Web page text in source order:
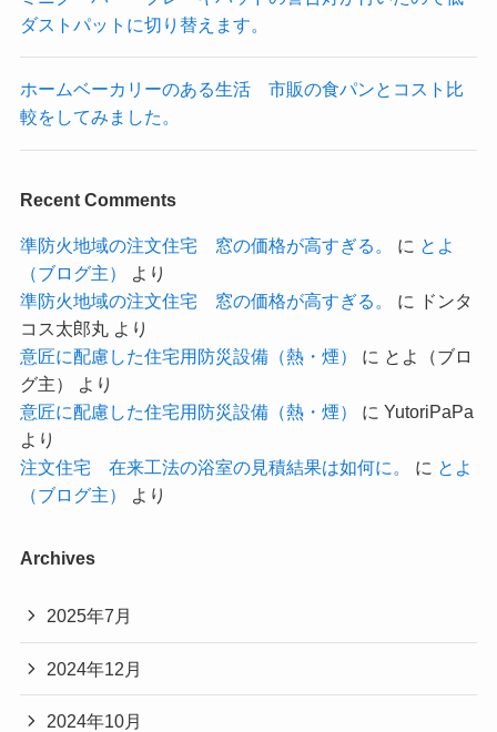
ダストパットに切り替えます。
ホームベーカリーのある生活 市販の食パンとコスト比
較をしてみました。
Recent Comments
準防火地域の注文住宅 窓の価格が高すぎる。 に とよ
（ブログ主）
より
準防火地域の注文住宅 窓の価格が高すぎる。
に
ドンタ
コス太郎丸より
意匠に配慮した住宅用防災設備（熱・煙）
に とよ（ブロ
グ主）
より
意匠に配慮した住宅用防災設備（熱・煙）
に YutoriPaPa
より
注文住宅 在来工法の浴室の見積結果は如何に。
に とよ
（ブログ主）
より
Archives
2025年7月
2024年12月
2024年10月